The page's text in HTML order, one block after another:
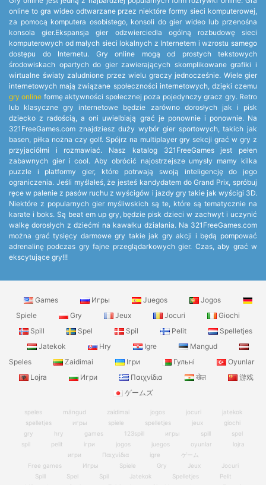
online to gra wideo odtwarzane przez niektóre formy sieci komputerowej,
za pomocą komputera osobistego, konsoli do gier wideo lub przenośna
konsola gier.Ekspansja gier odzwierciedla ogólną rozbudowę sieci
komputerowych od małych sieci lokalnych z Internetem i wzrostu samego
dostępu do Internetu. Gry online mogą od prostych tekstowych
środowiskach opartych do gier zawierających skomplikowane grafiki i
wirtualne światy zaludnione przez wielu graczy jednocześnie. Wiele gier
internetowych mają związane społeczności internetowych, dzięki czemu
gry online formę aktywności społecznej poza pojedynczy gracz gry. Retro
lub klasyczne gry internetowe będzie zarówno dorosłych jak i pisk
dziecko z radością, a oni uwielbiają grać je ponownie i ponownie. Na
321FreeGames.com znajdziesz duży wybór gier sportowych, takich jak
basen, piłka nożna czy golf. Spójrz na multiplayer gry sekcji grać w gry z
przyjaciółmi i rozmawiać. Nasz katalog 321FreeGames jest pełen
zabawnych gier i cool. Aby obrócić najostrzejsze umysły mamy kilka
puzzle i platformy gier, które potrwają swoją inteligencję do jego
ograniczenia. Jeśli myślałeś, że jesteś kandydatem do Grand Prix, spróbuj
ręce w palenie z pasów ruchu z wyścigów i jazdy gry takie jak wyścigi 3D.
Niektóre z popularnych gier myśliwskich są te, które są tematycznie na
karate i boks. Są beat em up gry, będzie pisk dzieci w zachwyt i uczynić
walkę dorosłych z dziećmi na kawałku działania. Na 321FreeGames.com
można grać tysięcy darmowe gry takie jak gry akcji i będą pompować
adrenalinę podczas gry fajne przeglądarkowych gier. Czas, aby grać w
ekscytujące gry!!!
Games Игры Juegos
Jogos
Spiele
Gry Jeux Jocuri
Giochi
Spill
Spel Spil Pelit
Spelletjes
Jatekok
Hry Igre
Mangud
Speles
Zaidimai Ігри Гульні
Oyunlar
Lojra
Игри Παιχνίδια खेल
游戏
ゲームズ
speles mängud zaidimai jogos jocuri
jatekok
spelletjes
игры spiele spelletjes jeux
giochi
gry
hry games 123spill игры spill
spel
spil
pelit ігри jogos juegos oyunlar
lojra
игри
Παιχνίδια igre
ゲーム
Free games
Игры Spiele Gry Jeux
Jocuri
Spill
Spel Spil Jatekok Spelletjes
Pelit